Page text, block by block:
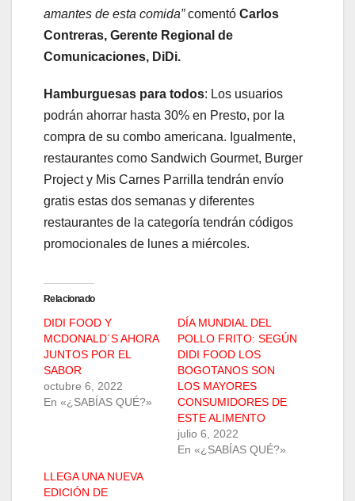
amantes de esta comida”comentó Carlos
Contreras, Gerente Regional de
Comunicaciones, DiDi.
Hamburguesas para todos: Los usuarios
podrán ahorrar hasta 30% en Presto, por la
compra de su combo americana. Igualmente,
restaurantes como Sandwich Gourmet, Burger
Project y Mis Carnes Parrilla tendrán envío
gratis estas dos semanas y diferentes
restaurantes de la categoría tendrán códigos
promocionales de lunes a miércoles.
Relacionado
DIDI FOOD Y
MCDONALD´S AHORA
JUNTOS POR EL
SABOR
octubre 6, 2022
En «¿SABÍAS QUÉ?»
DÍA MUNDIAL DEL
POLLO FRITO: SEGÚN
DIDI FOOD LOS
BOGOTANOS SON
LOS MAYORES
CONSUMIDORES DE
ESTE ALIMENTO
julio 6, 2022
En «¿SABÍAS QUÉ?»
LLEGA UNA NUEVA
EDICIÓN DE